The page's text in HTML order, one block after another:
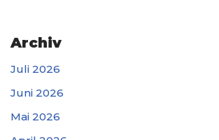
Archiv
Juli 2026
Juni 2026
Mai 2026